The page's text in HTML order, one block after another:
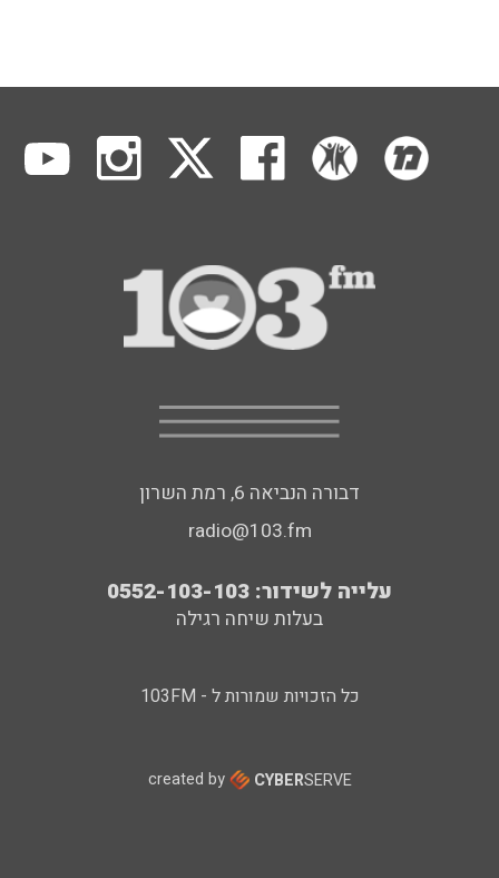
דבורה הנביאה 6, רמת השרון
radio@103.fm
עלייה לשידור: 0552-103-103
בעלות שיחה רגילה
כל הזכויות שמורות ל - 103FM
created by CYBERSERVE